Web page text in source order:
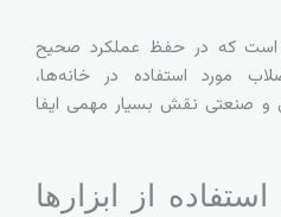
است که در حفظ عملکرد صحیح
مورد استفاده در خانه‌ها،
و صنعتی نقش بسیار مهمی ایفا
از ابزارها